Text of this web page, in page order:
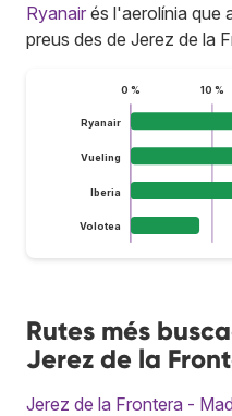
Ryanair és l'aerolínia que
preus des de Jerez de la
0 % 10 %
Ryanair
Vueling
Iberia
Volotea
Rutes més
Jerez de la
Jerez de la Frontera -